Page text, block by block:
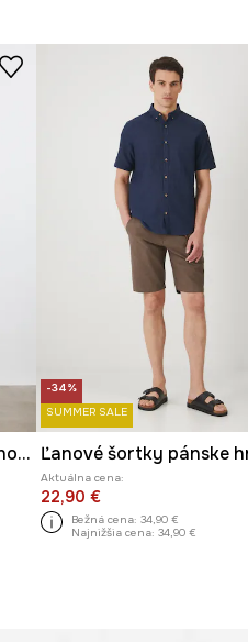
pánske bavlnené s elastanom regular waist
-34%
SUMMER SALE
Aktuálna cena:
22,90 €
Bežná cena: 34,90 €
Najnižšia cena: 34,90 €